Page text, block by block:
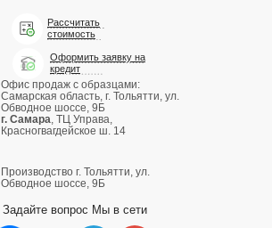
Оформить заявку на
кредит
Рассчитать
стоимость
Задайте вопрос Мы в сети
г. Самара , ТЦ Управа,
Красногвагдейское ш. 14
Офис продаж с образцами:
Самарская область, г. Тольятти, ул.
Обводное шоссе, 9Б
Производство г. Тольятти, ул.
Обводное шоссе, 9Б